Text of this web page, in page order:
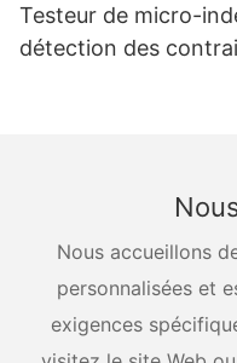
Testeur de micro-
détection des
Nous accueillons
personnalisées et
exigences